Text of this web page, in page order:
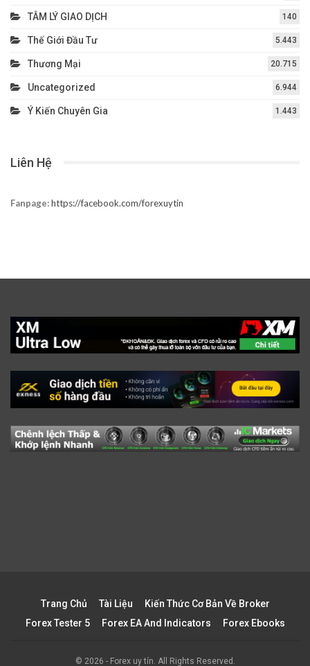
TÂM LÝ GIAO DỊCH 140
Thế Giới Đầu Tư 5.443
Thương Mại 20.715
Uncategorized 6.944
Ý Kiến Chuyên Gia 1.443
Liên Hệ
Fanpage:https://facebook.com/forexuytin
Trang Chủ Tài Liệu
Kiến Thức Cơ Bản Về Broker
Forex Tester 5
Forex EA And Indicators Forex Ebooks
© 2026 - Forex uy tín. All Rights Reserved.